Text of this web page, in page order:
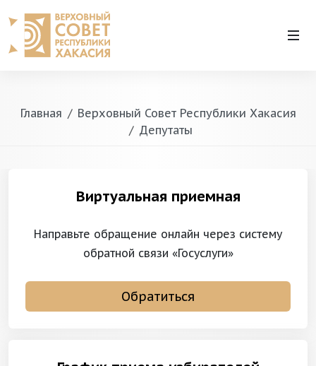
Главная
Верховный Совет Республики Хакасия
Депутаты
Виртуальная приемная
Направьте обращение онлайн через систему
обратной связи «Госуслуги»
Обратиться